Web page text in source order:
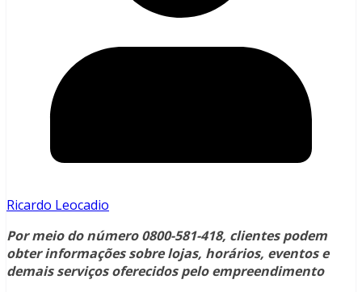
Ricardo Leocadio
Por meio do número 0800-581-418, clientes podem
obter informações sobre lojas, horários, eventos e
demais serviços oferecidos pelo empreendimento